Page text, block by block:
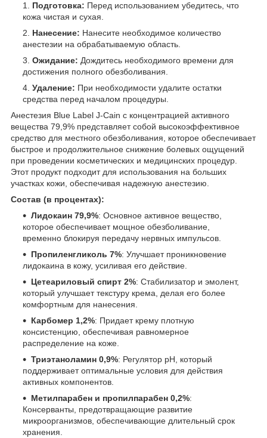
Подготовка: Перед использованием убедитесь, что
кожа чистая и сухая.
Нанесение: Нанесите необходимое количество
анестезии на обрабатываемую область.
Ожидание: Дождитесь необходимого времени для
достижения полного обезболивания.
Удаление: При необходимости удалите остатки
средства перед началом процедуры.
Анестезия Blue Label J-Cain с концентрацией активного
вещества 79,9% представляет собой высокоэффективное
средство для местного обезболивания, которое обеспечивает
быстрое и продолжительное снижение болевых ощущений
при проведении косметических и медицинских процедур.
Этот продукт подходит для использования на больших
участках кожи, обеспечивая надежную анестезию.
Состав (в процентах):
Лидокаин 79,9%: Основное активное вещество,
которое обеспечивает мощное обезболивание,
временно блокируя передачу нервных импульсов.
Пропиленгликоль 7%: Улучшает проникновение
лидокаина в кожу, усиливая его действие.
Цетеариловый спирт 2%: Стабилизатор и эмолент,
который улучшает текстуру крема, делая его более
комфортным для нанесения.
Карбомер 1,2%: Придает крему плотную
консистенцию, обеспечивая равномерное
распределение на коже.
Триэтаноламин 0,9%: Регулятор pH, который
поддерживает оптимальные условия для действия
активных компонентов.
Метилпарабен и пропилпарабен 0,2%:
Консерванты, предотвращающие развитие
микроорганизмов, обеспечивающие длительный срок
хранения.